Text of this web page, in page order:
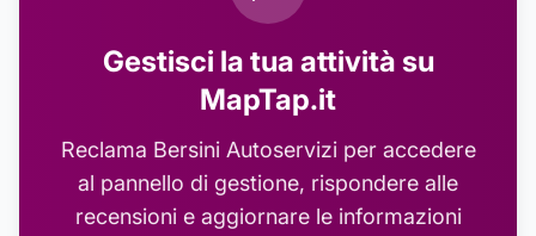
Gestisci la tua attività su
MapTap.it
Reclama Bersini Autoserviziper accedere
al pannello di gestione, rispondere alle
recensioni e aggiornare le informazioni